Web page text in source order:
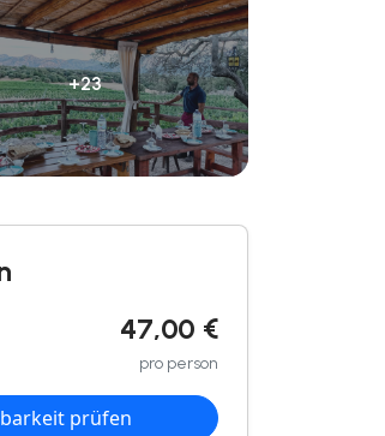
+23
47,00 €
pro person
prüfen